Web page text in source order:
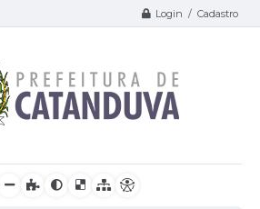
Login / Cadastro